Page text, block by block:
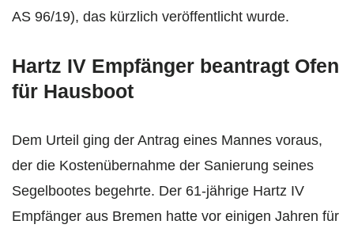
AS 96/19), das kürzlich veröffentlicht wurde.
Hartz IV Empfänger beantragt Ofen
für Hausboot
Dem Urteil ging der Antrag eines Mannes voraus,
der die Kostenübernahme der Sanierung seines
Segelbootes begehrte. Der 61-jährige Hartz IV
Empfänger aus Bremen hatte vor einigen Jahren für